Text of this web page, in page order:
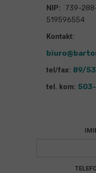
NIP: 739-
519596554
Kontakt:
tel/fax: 89/
tel. kom: